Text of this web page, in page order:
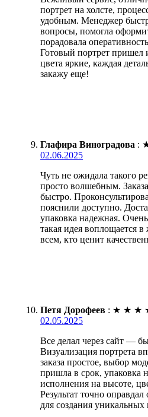
портрет на холсте,
удобным. Менеджер
вопросы, помогла
порадовала
Готовый портрет
цвета яркие, каждая
закажу еще!
Глафира Виноградова :
02.06.2025
Чуть не ожидала такого
просто волшебным.
быстро.
пояснили доступно.
упаковка надежная.
такая идея воплощается
всем, кто ценит
Петя Дорофеев : ★ ★ ★
02.05.2025
Все делал через сайт —
Визуализация портрета
заказа простое, выбор
пришла в срок, упаковка
исполнения на высоте,
Результат точно
для создания уникальных